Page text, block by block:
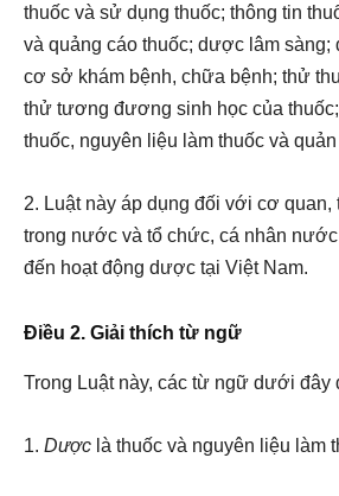
thuốc và sử dụng thuốc; thông tin
và quảng cáo thuốc; dược lâm sàng;
cơ sở khám bệnh, chữa bệnh; thử
thử tương đương sinh học của
thuốc, nguyên liệu làm thuốc và
2. Luật này áp dụng đối với cơ quan,
trong nước và tổ chức, cá nhân
đến hoạt động dược tại Việt Nam.
Điều 2. Giải thích từ ngữ
Trong Luật này, các từ ngữ dưới
1. Dược là thuốc và nguyên liệu làm